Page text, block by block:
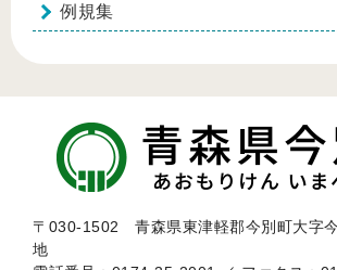
例規集
〒030-1502 青森県東津軽郡今別町大字
地